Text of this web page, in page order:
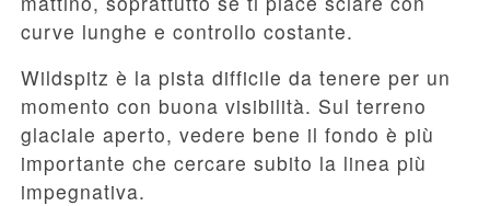
curve lunghe e controllo costante.
Wildspitz è la pista difficile da tenere per un
momento con buona visibilità. Sul terreno
glaciale aperto, vedere bene il fondo è più
importante che cercare subito la linea più
impegnativa.